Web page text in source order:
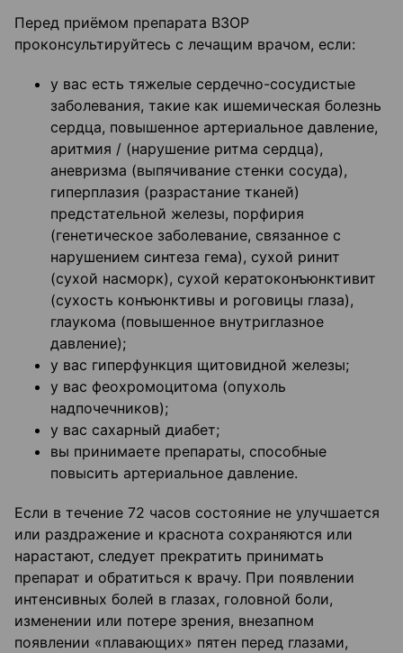
Перед приёмом препарата ВЗОР
проконсультируйтесь с лечащим врачом, если:
у вас есть тяжелые сердечно-сосудистые
заболевания, такие как ишемическая болезнь
сердца, повышенное артериальное давление,
аритмия / (нарушение ритма сердца),
аневризма (выпячивание стенки сосуда),
гиперплазия (разрастание тканей)
предстательной железы, порфирия
(генетическое заболевание, связанное с
нарушением синтеза гема), сухой ринит
(сухой насморк), сухой кератоконъюнктивит
(сухость конъюнктивы и роговицы глаза),
глаукома (повышенное внутриглазное
давление);
у вас гиперфункция щитовидной железы;
у вас феохромоцитома (опухоль
надпочечников);
у вас сахарный диабет;
вы принимаете препараты, способные
повысить артериальное давление.
Если в течение 72 часов состояние не улучшается
или раздражение и краснота сохраняются или
нарастают, следует прекратить принимать
препарат и обратиться к врачу. При появлении
интенсивных болей в глазах, головной боли,
изменении или потере зрения, внезапном
появлении «плавающих» пятен перед глазами,